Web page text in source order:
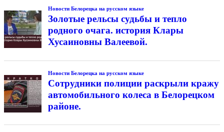
Новости Белорецка на русском языке
Золотые рельсы судьбы и тепло
родного очага. история Клары
Хусаиновны Валеевой.
Новости Белорецка на русском языке
Сотрудники полиции раскрыли кражу
автомобильного колеса в Белорецком
районе.